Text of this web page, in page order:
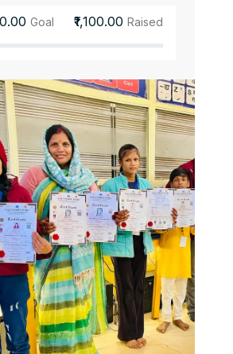
Goal ₹1,100.00 Raised